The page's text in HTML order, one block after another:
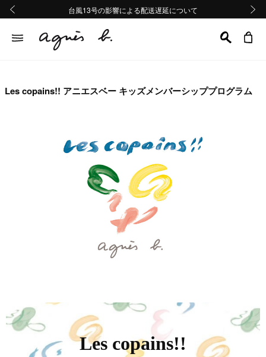
熊本地域地震の影響による配送遅延について
Summer Sale 2buy10%OFF!!
台風13号の影響による配送遅延について
熊本地域地震の影響による配送遅延について
Summer Sale 2buy10%OFF!!
Les copains!! アニエスベー キッズメンバーシッププログラム
Les copains!!